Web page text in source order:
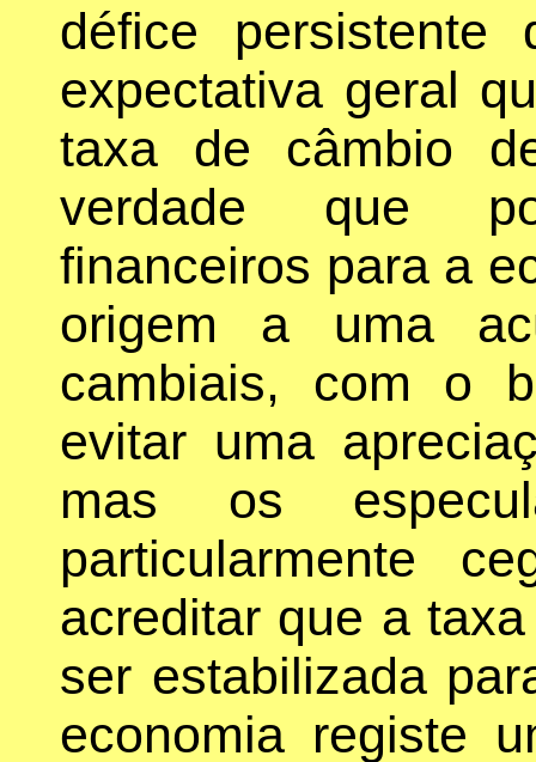
défice persistente
expectativa geral
taxa de câmbio
verdade que
financeiros para a
origem a uma
cambiais, com o
evitar uma
mas os
particularmente
acreditar que a
ser estabilizada
economia registe